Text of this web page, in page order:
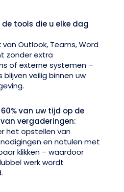
de tools die u elke dag
van Outlook, Teams, Word
zonder extra
of externe systemen –
blijven veilig binnen uw
van uw tijd op de
vergaderingen:
het opstellen van
en notulen met
klikken – waardoor
werk wordt